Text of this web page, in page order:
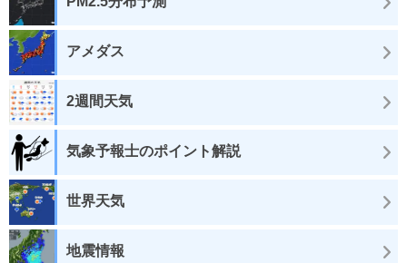
アメダス
2週間天気
気象予報士のポイント解説
世界天気
地震情報